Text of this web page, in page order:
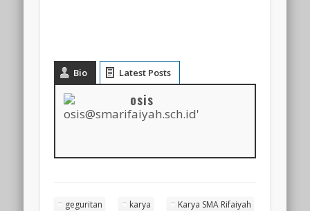
Bio Latest Posts
osis
geguritan karya Karya SMA Rifaiyah